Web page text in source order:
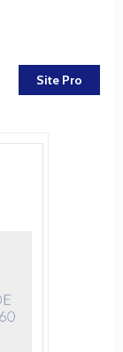
Site Pro